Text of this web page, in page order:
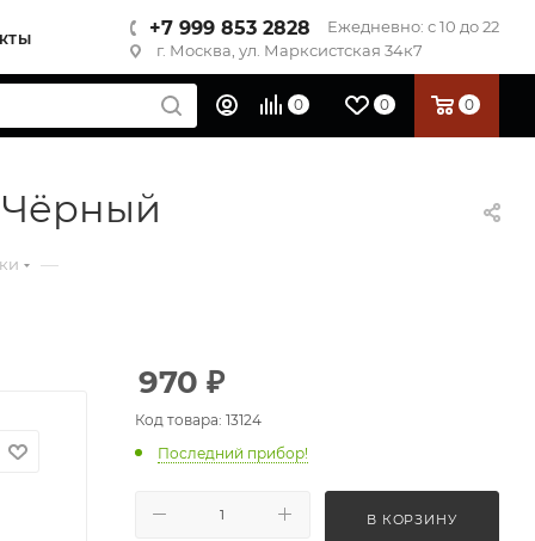
+7 999 853 2828
Ежедневно: с 10 до 22
г. Москва, ул. Марксистская 34к7
0 0 0
Чёрный
—
970 ₽
Код товара: 13124
Последний прибор!
В КОРЗИНУ